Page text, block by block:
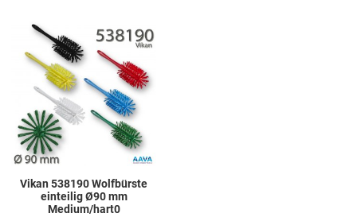
Vikan 538190 Wolfbürste
einteilig Ø90 mm
Medium/hart0